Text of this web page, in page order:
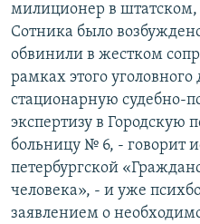
милиционер в штатском,
Сотника было
обвинили в жестком
рамках этого
стационарную судебно-
экспертизу в Городскую
больницу № 6, - говорит
петербургской
человека», - и уже
заявлением о